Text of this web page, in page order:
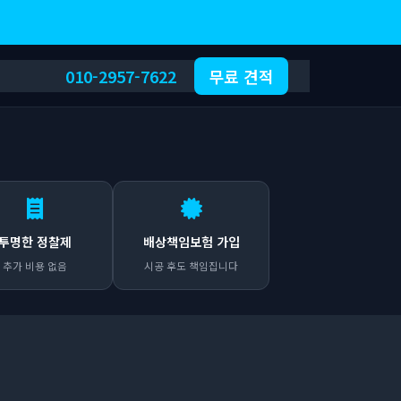
010-2957-7622 무료 견적
명한 정찰제
추가 비용 없음
배상책임보험 가입
시공 후도 책임집니다